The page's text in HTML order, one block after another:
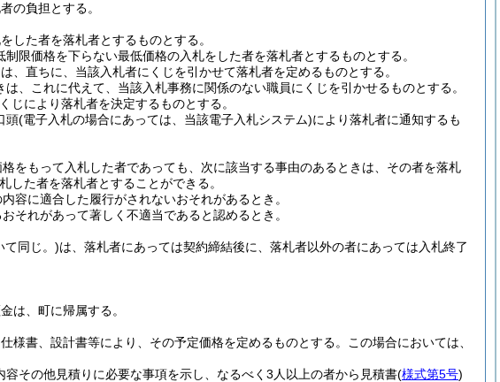
の負担とする。
した者を落札者とするものとする。
限価格を下らない最低価格の入札をした者を落札者とするものとする。
直ちに、当該入札者にくじを引かせて落札者を定めるものとする。
、これに代えて、当該入札事務に関係のない職員にくじを引かせるものとする。
により落札者を決定するものとする。
頭(電子入札の場合にあっては、当該電子入札システム)により落札者に通知するも
をもって入札した者であっても、次に該当する事由のあるときは、その者を落札
た者を落札者とすることができる。
容に適合した履行がされないおそれがあるとき。
それがあって著しく不適当であると認めるとき。
て同じ。)は、落札者にあっては契約締結後に、落札者以外の者にあっては入札終了
は、町に帰属する。
書、設計書等により、その予定価格を定めるものとする。
この場合においては、
その他見積りに必要な事項を示し、なるべく3人以上の者から見積書(様式第5号)